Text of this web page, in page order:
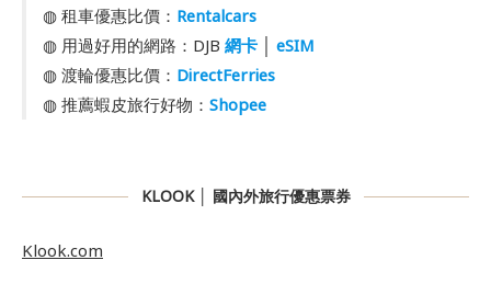
◍ 租車優惠比價： Rentalcars
◍ 用過好用的網路：DJB 網卡│ eSIM
◍ 渡輪優惠比價： DirectFerries
◍ 推薦蝦皮旅行好物： Shopee
KLOOK │ 國內外旅行優惠票券
Klook.com